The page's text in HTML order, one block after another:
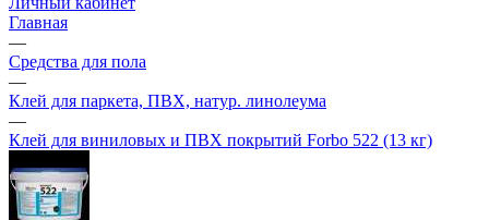
Главная
—
Средства для пола
—
Клей для паркета, ПВХ, натур. линолеума
—
Клей для виниловых и ПВХ покрытий Forbo 522 (13 кг)